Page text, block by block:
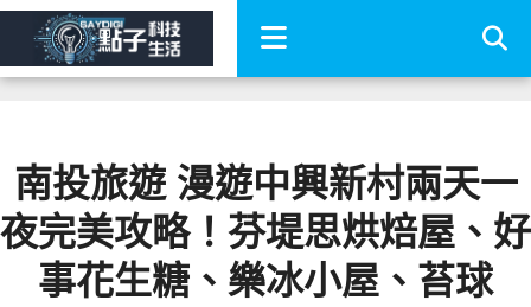
南投旅遊 漫遊中興新村兩天一
夜完美攻略！芬堤思烘焙屋、好
事花生糖、樂冰小屋、苔球